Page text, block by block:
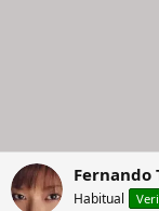
Fernando
Habitual